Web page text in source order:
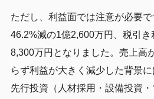
ただし、利益面では注意が必要
46.2%減の1億2,600万円、税引
8,300万円となりました。売上高
らず利益が大きく減少した背景
先行投資（人材採用・設備投資・